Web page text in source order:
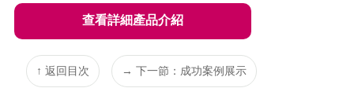
查看詳細產品介紹
↑ 返回目次 → 下一節：成功案例展示